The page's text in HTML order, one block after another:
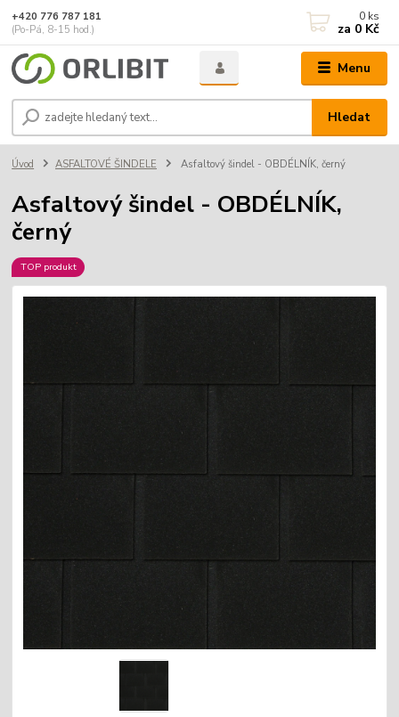
Menu
Hledat
+420 776 787 181
(Po-Pá, 8-15 hod.)
0 ks
za 0 Kč
Úvod ASFALTOVÉ ŠINDELE Asfaltový šindel - OBDÉLNÍK, černý
Asfaltový šindel - OBDÉLNÍK,
černý
TOP produkt